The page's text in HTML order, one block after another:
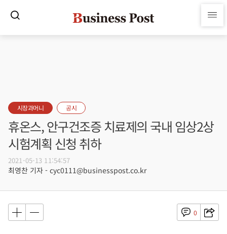
시장과머니 공시
휴온스, 안구건조증 치료제의 국내 임상2상
시험계획 신청 취하
2021-05-13 11:54:57
최영찬 기자 - cyc0111@businesspost.co.kr
0